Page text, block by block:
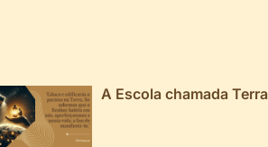
A Escola chamada Terra